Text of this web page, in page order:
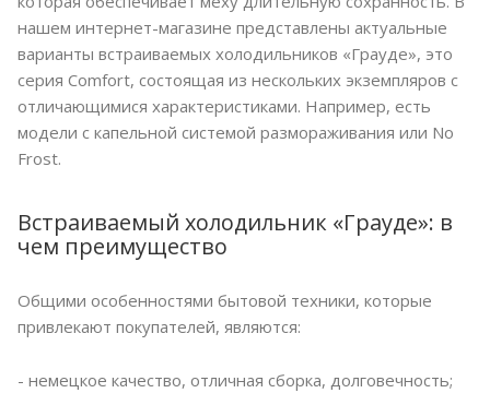
нашем интернет-магазине представлены актуальные
варианты встраиваемых холодильников «Грауде», это
серия Comfort, состоящая из нескольких экземпляров с
отличающимися характеристиками. Например, есть
модели с капельной системой размораживания или No
Frost.
Встраиваемый холодильник «Грауде»: в
чем преимущество
Общими особенностями бытовой техники, которые
привлекают покупателей, являются:
- немецкое качество, отличная сборка, долговечность;